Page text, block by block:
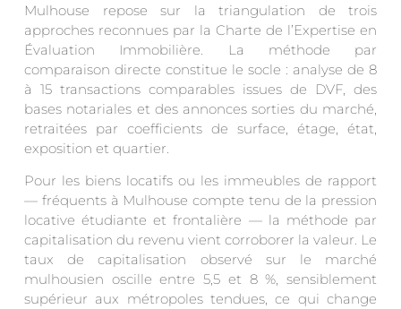
Mulhouse repose sur la triangulation de trois
approches reconnues par la Charte de l’Expertise en
Évaluation Immobilière. La méthode par
comparaison directe constitue le socle : analyse de 8
à 15 transactions comparables issues de DVF, des
bases notariales et des annonces sorties du marché,
retraitées par coefficients de surface, étage, état,
exposition et quartier.
Pour les biens locatifs ou les immeubles de rapport
— fréquents à Mulhouse compte tenu de la pression
locative étudiante et frontalière — la méthode par
capitalisation du revenu vient corroborer la valeur. Le
taux de capitalisation observé sur le marché
mulhousien oscille entre 5,5 et 8 %, sensiblement
supérieur aux métropoles tendues, ce qui change